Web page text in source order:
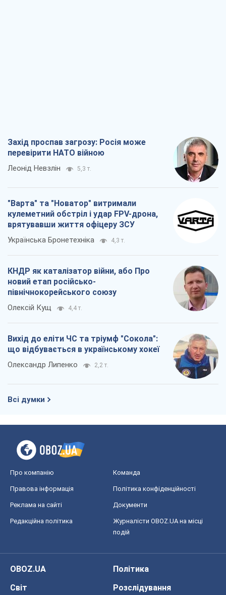
Захід проспав загрозу: Росія може
перевірити НАТО війною
Леонід Невзлін 5,3 т.
"Варта" та "Новатор" витримали
кулеметний обстріл і удар FPV-дрона,
врятувавши життя офіцеру ЗСУ
Українська Бронетехніка 4,3 т.
КНДР як каталізатор війни, або Про
новий етап російсько-
північнокорейського союзу
Олексій Кущ 4,4 т.
Вихід до еліти ЧС та тріумф "Сокола":
що відбувається в українському хокеї
Олександр Липенко 2,2 т.
Всі думки
Про компанію Команда
Правова інформація Політика конфіденційності
Реклама на сайті Документи
Редакційна політика
Журналісти OBOZ.UA на місці
подій
OBOZ.UA
Політика
Світ
Розслідування